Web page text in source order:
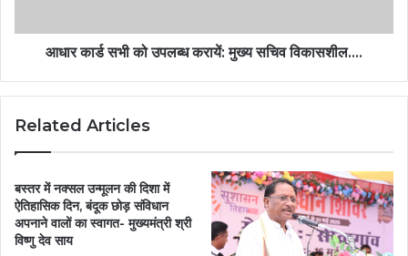
आधार कार्ड सभी को उपलब्ध करायें: मुख्य सचिव विकासशील….
Related Articles
बस्तर में नक्सल उन्मूलन की दिशा में
ऐतिहासिक दिन, बंदूक छोड़ संविधान
अपनाने वालों का स्वागत- मुख्यमंत्री श्री
विष्णु देव साय